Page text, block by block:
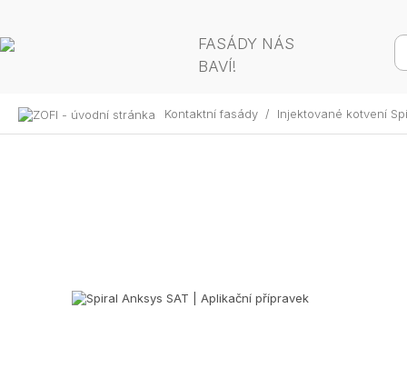
FASÁDY NÁS
BAVÍ!
Kontaktní fasády / Injektované kotvení